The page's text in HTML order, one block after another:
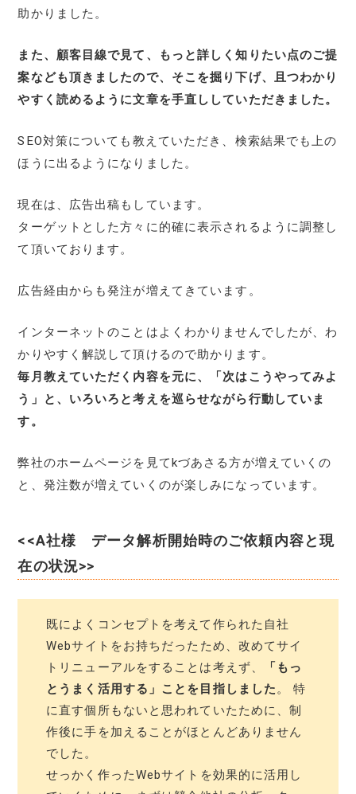
助かりました。
また、顧客目線で見て、もっと詳しく知りたい点のご提
案なども頂きましたので、そこを掘り下げ、且つわかり
やすく読めるように文章を手直ししていただきました。
SEO対策についても教えていただき、検索結果でも上の
ほうに出るようになりました。
現在は、広告出稿もしています。
ターゲットとした方々に的確に表示されるように調整し
て頂いております。
広告経由からも発注が増えてきています。
インターネットのことはよくわかりませんでしたが、わ
かりやすく解説して頂けるので助かります。
毎月教えていただく内容を元に、「次はこうやってみよ
う」と、いろいろと考えを巡らせながら行動していま
す。
弊社のホームページを見てkづあさる方が増えていくの
と、発注数が増えていくのが楽しみになっています。
<<A社様 データ解析開始時のご依頼内容と現
在の状況>>
既によくコンセプトを考えて作られた自社
Webサイトをお持ちだったため、改めてサイ
トリニューアルをすることは考えず、
「もっ
とうまく活用する」ことを目指しました。 特
に直す個所もないと思われていたために、制
作後に手を加えることがほとんどありません
でした。
せっかく作ったWebサイトを効果的に活用し